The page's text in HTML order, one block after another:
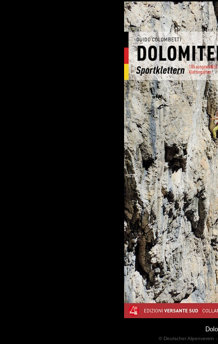
© Deutscher Alpenverein